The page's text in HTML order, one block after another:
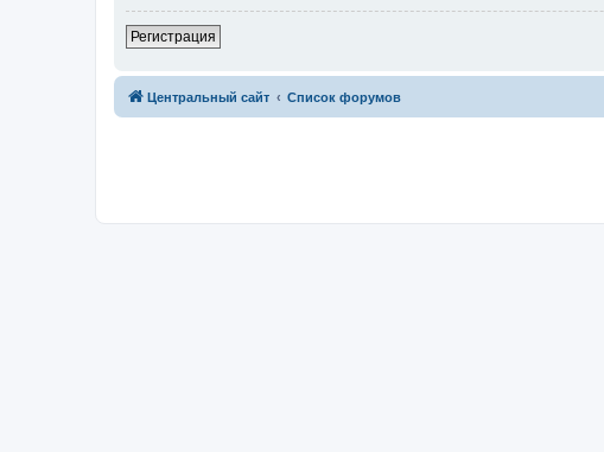
Регистрация
Центральный сайт Список форумов